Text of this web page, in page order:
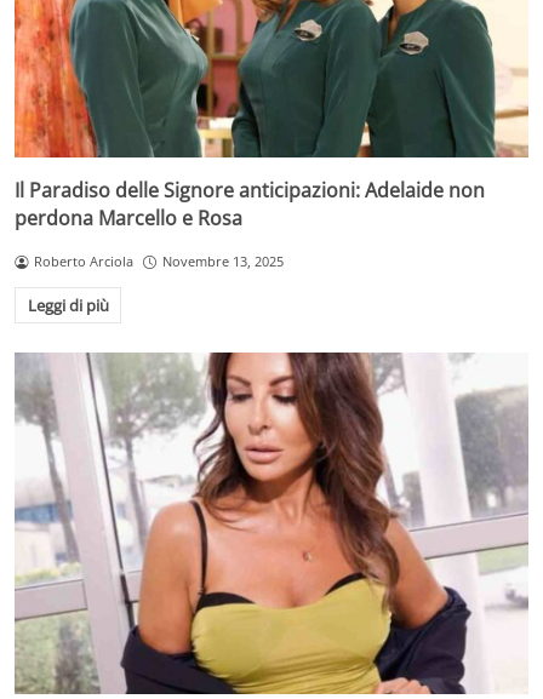
Il Paradiso delle Signore anticipazioni: Adelaide non
perdona Marcello e Rosa
Roberto Arciola Novembre 13, 2025
Leggi di più